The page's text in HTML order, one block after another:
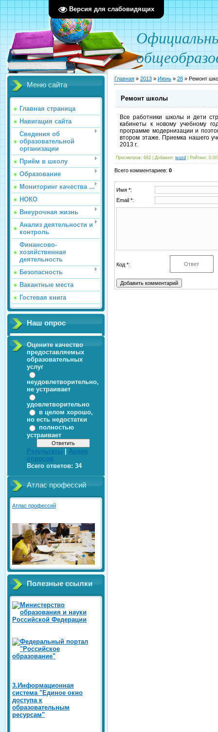
Версия для слабовидящих
Официал
Меню сайта
Главная страница
Навигация сайта
Сведения об
образовательной
организации
Приём в школу
Образование
Мониторинг качества ...
НОКО
Внеурочная жизнь
Анализ деятельности и
контроль
Финансово-
хозяйственная
деятельность
Безопасность
Вакантные места
Гостевая книга
Наш опрос
Оцените качество
предоставляемых
образовательных
услуг
неудовлетворительно,
не устраивает
удовлетворительно
в целом хорошо,
но есть недостатки
полностью
устраивает
Результаты
Архив
опросов
Всего ответов: 34
Атлас профессий
Атлас профессий
Полезные ссылки
3.Информационная
система "Единое окно
доступа к
образовательным
ресурсам"
Главная » 2013 » Июнь » 28 » Ремонт
Ремонт школы
Все работники школы и дети
кабинеты к новому учебному
программе модернизации и
втором этаже. Приемка нашего
2013 г.
Просмотров: 682 | Добавил: wozd Рейтинг: 0.0/
Всего комментариев: 0
Имя *:
Email *:
Код *: